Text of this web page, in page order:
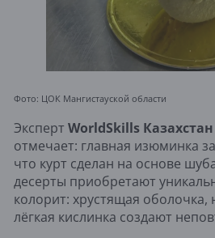
Фото: ЦОК Мангистауской области
Эксперт WorldSkills Казахстан
отмечает: главная изюминка
что курт сделан на основе
десерты приобретают
колорит: хрустящая
лёгкая кислинка создают